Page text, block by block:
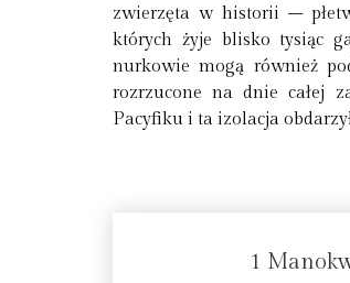
zwierzęta w historii –
których żyje blisko tysiąc
nurkowie mogą również
rozrzucone na dnie całej
Pacyfiku i ta izolacja
1